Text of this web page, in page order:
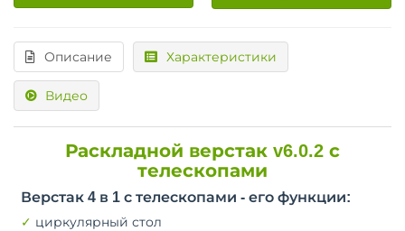
Описание Характеристики
Видео
Раскладной верстак v6.0.2 с
телескопами
Верстак 4 в 1 с телескопами - его функции:
✓ циркулярный стол